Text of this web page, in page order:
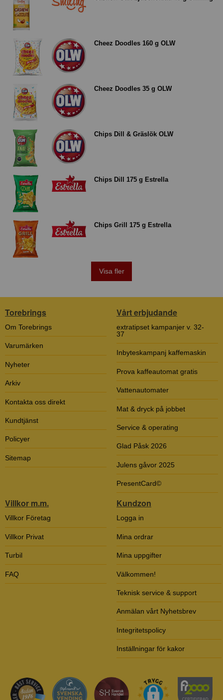
Cheez Doodles 160 g OLW
Cheez Doodles 35 g OLW
Chips Dill & Gräslök OLW
Chips Dill 175 g Estrella
Chips Grill 175 g Estrella
Visa fler
Torebrings
Om Torebrings
Varumärken
Nyheter
Arkiv
Kontakta oss direkt
Kundtjänst
Policyer
Sitemap
Vårt erbjudande
extratipset kampanjer v. 32-
37
Inbyteskampanj kaffemaskin
Prova kaffeautomat gratis
Vattenautomater
Mat & dryck på jobbet
Service & operating
Glad Påsk 2026
Julens gåvor 2025
PresentCard©
Villkor m.m.
Villkor Företag
Villkor Privat
Turbil
FAQ
Kundzon
Logga in
Mina ordrar
Mina uppgifter
Välkommen!
Teknisk service & support
Anmälan vårt Nyhetsbrev
Integritetspolicy
Inställningar för kakor